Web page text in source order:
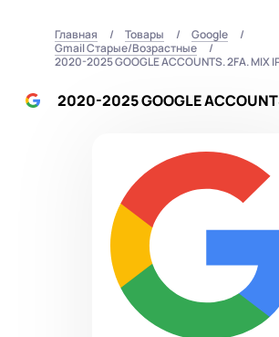
Главная Товары
Google
Gmail Старые/Возрастные
2020-2025 GOOGLE ACCOUNTS. 2FA. MIX
2020-2025 GOOGLE